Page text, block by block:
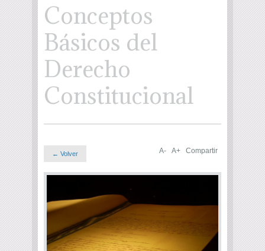
Conceptos
Básicos del
Derecho
Constitucional
← Volver A- A+ Compartir